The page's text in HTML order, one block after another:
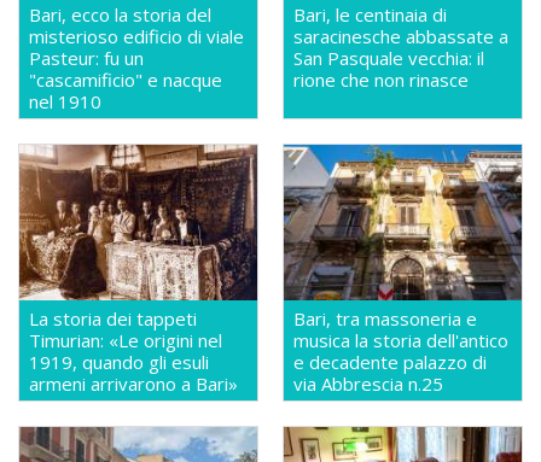
Bari, ecco la storia del
misterioso edificio di viale
Pasteur: fu un
"cascamificio" e nacque
nel 1910
Bari, le centinaia di
saracinesche abbassate a
San Pasquale vecchia: il
rione che non rinasce
La storia dei tappeti
Timurian: «Le origini nel
1919, quando gli esuli
armeni arrivarono a Bari»
Bari, tra massoneria e
musica la storia dell'antico
e decadente palazzo di
via Abbrescia n.25